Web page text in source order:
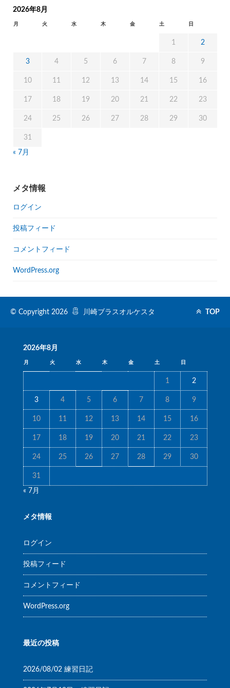
2026年8月
月 火 水 木 金 土 日
1 2
3 4 5 6 7 8 9
10 11 12 13 14 15 16
17 18 19 20 21 22 23
24 25 26 27 28 29 30
31
« 7月
メタ情報
ログイン
投稿フィード
コメントフィード
WordPress.org
© Copyright 2026 川崎ブラスオルケスタ TOP
2026年8月
月 火 水 木 金 土 日
1 2
3 4 5 6 7 8 9
10 11 12 13 14 15 16
17 18 19 20 21 22 23
24 25 26 27 28 29 30
31
« 7月
メタ情報
ログイン
投稿フィード
コメントフィード
WordPress.org
最近の投稿
2026/08/02 練習日記